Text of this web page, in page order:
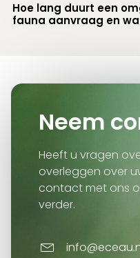
Hoe lang duurt een
fauna aanvraag en
Neem
Heeft u vragen
overleggen over
contact met ons
verder.